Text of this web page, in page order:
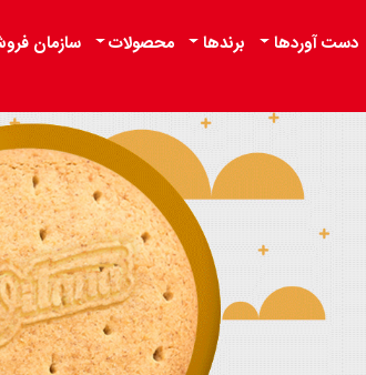
دست آوردها برندها محصولات سازمان